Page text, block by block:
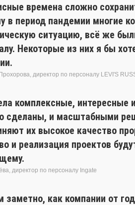
времена сложно
в период пандемии многие
ситуацию, всё же
Некоторые из них я бы
директор по персоналу LEVI'S
комплексные,
сделаны, и масштабными
их высокое качество
и реализация проектов
директор по персоналу Ingate
заметно, как компании от